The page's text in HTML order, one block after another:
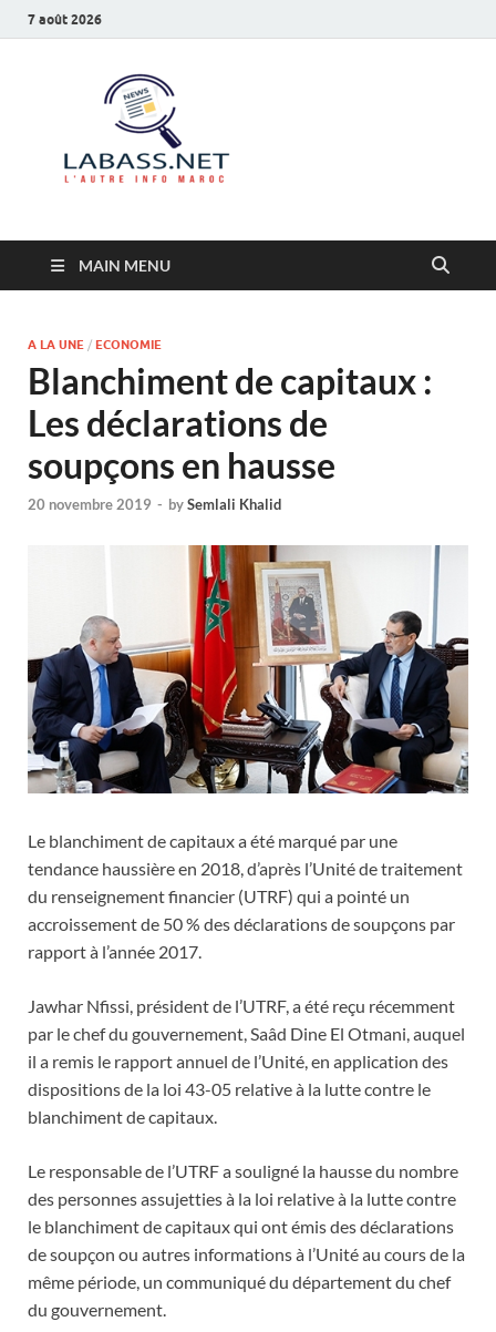
7 août 2026
MAIN MENU
A LA UNE / ECONOMIE
Blanchiment de capitaux :
Les déclarations de
soupçons en hausse
20 novembre 2019 - bySemlali Khalid
Le blanchiment de capitaux a été marqué par une
tendance haussière en 2018, d’après l’Unité de traitement
du renseignement financier (UTRF) qui a pointé un
accroissement de 50 % des déclarations de soupçons par
rapport à l’année 2017.
Jawhar Nfissi, président de l’UTRF, a été reçu récemment
par le chef du gouvernement, Saâd Dine El Otmani, auquel
il a remis le rapport annuel de l’Unité, en application des
dispositions de la loi 43-05 relative à la lutte contre le
blanchiment de capitaux.
Le responsable de l’UTRF a souligné la hausse du nombre
des personnes assujetties à la loi relative à la lutte contre
le blanchiment de capitaux qui ont émis des déclarations
de soupçon ou autres informations à l’Unité au cours de la
même période, un communiqué du département du chef
du gouvernement.